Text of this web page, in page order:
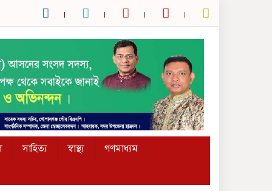
সাহিত্য স্বাস্থ্য
গণমাধ্যম